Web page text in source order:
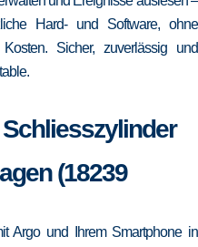
Hard- und Software, ohne
Sicher, zuverlässig und
(18239
Argo und Ihrem Smartphone in